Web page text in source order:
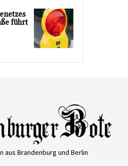
führt
aus Brandenburg und Berlin